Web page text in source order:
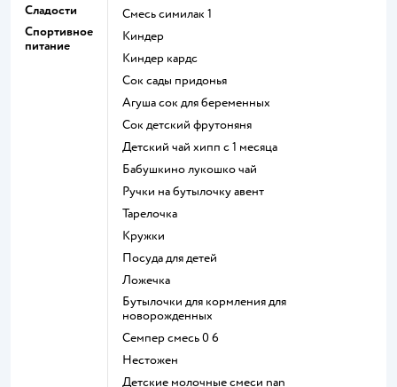
Сладости
Спортивное
питание
смесь симилак 1
киндер
киндер кардс
сок сады придонья
агуша сок для беременных
сок детский фрутоняня
детский чай хипп с 1 месяца
бабушкино лукошко чай
ручки на бутылочку авент
тарелочка
кружки
посуда для детей
ложечка
бутылочки для кормления для
новорожденных
семпер смесь 0 6
нестожен
Детские молочные смеси nan